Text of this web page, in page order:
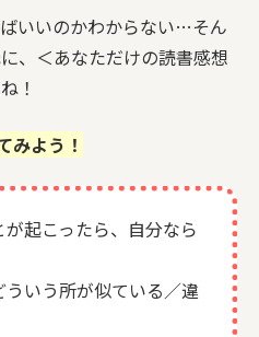
いいのかわからない…そん
、＜あなただけの読書感想
！
みよう！
起こったら、自分なら
いう所が似ている／違